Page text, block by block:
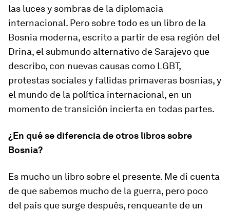
las luces y sombras de la diplomacia
internacional. Pero sobre todo es un libro de la
Bosnia moderna, escrito a partir de esa región del
Drina, el submundo alternativo de Sarajevo que
describo, con nuevas causas como LGBT,
protestas sociales y fallidas primaveras bosnias, y
el mundo de la política internacional, en un
momento de transición incierta en todas partes.
¿En qué se diferencia de otros libros sobre
Bosnia?
Es mucho un libro sobre el presente. Me di cuenta
de que sabemos mucho de la guerra, pero poco
del país que surge después, renqueante de un